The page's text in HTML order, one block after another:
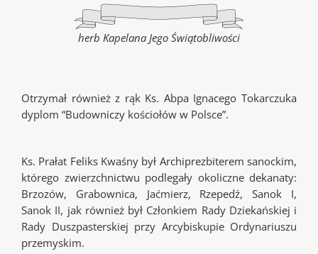
herb Kapelana Jego Świątobliwości
Otrzymał również z rąk Ks. Abpa Ignacego Tokarczuka
dyplom “Budowniczy kościołów w Polsce”.
Ks. Prałat Feliks Kwaśny był Archiprezbiterem sanockim,
którego zwierzchnictwu podlegały okoliczne dekanaty:
Brzozów, Grabownica, Jaćmierz, Rzepedź, Sanok I,
Sanok II, jak również był Członkiem Rady Dziekańskiej i
Rady Duszpasterskiej przy Arcybiskupie Ordynariuszu
przemyskim.